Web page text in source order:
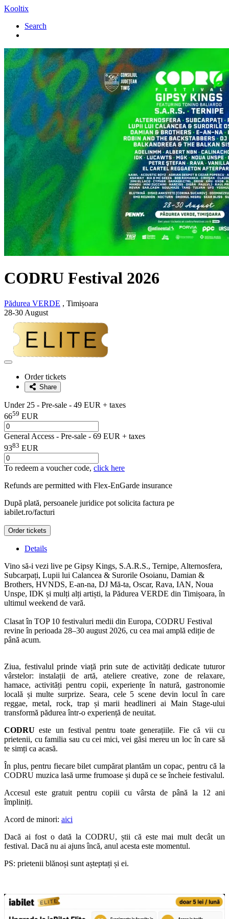
Kooltix
Search
CODRU Festival 2026
Pădurea VERDE , Timișoara
28-30 August
Adaugă
favoriteOrder tickets
Share
Under 25 - Pre-sale - 49 EUR + taxes
6659 EUR
General Access - Pre-sale - 69 EUR + taxes
9383 EUR
To redeem a voucher code, click here
Refunds are permitted with Flex-EnGarde insurance
După plată, persoanele juridice pot solicita factura pe
iabilet.ro/facturi
Order tickets
Details
Vino să-i vezi live pe Gipsy Kings, S.A.R.S., Ternipe, Alternosfera,
Subcarpați, Lupii lui Calancea & Surorile Osoianu, Damian &
Brothers, HVNDS, E-an-na, DJ Mă-ta, Oscar, Rava, IAN, Noua
Unspe, IDK și mulți alți artiști, la Pădurea VERDE din Timișoara, în
ultimul weekend de vară.
Clasat în TOP 10 festivaluri medii din Europa, CODRU Festival
revine în perioada 28–30 august 2026, cu cea mai amplă ediție de
până acum.
Ziua, festivalul prinde viață prin sute de activități dedicate tuturor
vârstelor: instalații de artă, ateliere creative, zone de relaxare,
hamace, activități pentru copii, experiențe în natură, gastronomie
locală și multe surprize. Seara, cele 5 scene devin locul în care
reggae, metal, rock, trap și marii headlineri ai Main Stage-ului
transformă pădurea într-o experiență de neuitat.
CODRU este un festival pentru toate generațiile. Fie că vii cu
prietenii, cu familia sau cu cei mici, vei găsi mereu un loc în care să
te simți ca acasă.
În plus, pentru fiecare bilet cumpărat plantăm un copac, pentru că la
CODRU muzica lasă urme frumoase și după ce se încheie festivalul.
Accesul este gratuit pentru copiii cu vârsta de până la 12 ani
împliniți.
Acord de minori: aici
Dacă ai fost o dată la CODRU, știi că este mai mult decât un
festival. Dacă nu ai ajuns încă, anul acesta este momentul.
PS: prietenii blănoși sunt așteptați și ei.